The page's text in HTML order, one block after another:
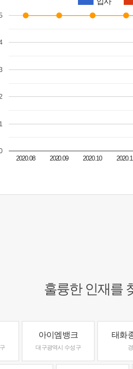
2020.08 2020.09 2020.10
1
훌륭한 인재를
아이엠뱅크
대구광역시 수성구
태화